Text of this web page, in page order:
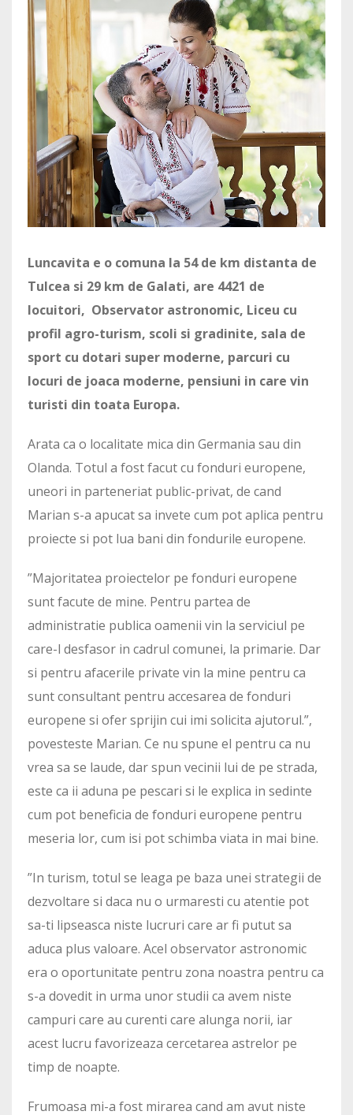
Luncavita e o comuna la 54 de km distanta de
Tulcea si 29 km de Galati, are 4421 de
locuitori, Observator astronomic, Liceu cu
profil agro-turism, scoli si gradinite, sala de
sport cu dotari super moderne, parcuri cu
locuri de joaca moderne, pensiuni in care vin
turisti din toata Europa.
Arata ca o localitate mica din Germania sau din
Olanda. Totul a fost facut cu fonduri europene,
uneori in parteneriat public-privat, de cand
Marian s-a apucat sa invete cum pot aplica pentru
proiecte si pot lua bani din fondurile europene.
”Majoritatea proiectelor pe fonduri europene
sunt facute de mine. Pentru partea de
administratie publica oamenii vin la serviciul pe
care-l desfasor in cadrul comunei, la primarie. Dar
si pentru afacerile private vin la mine pentru ca
sunt consultant pentru accesarea de fonduri
europene si ofer sprijin cui imi solicita ajutorul.”,
povesteste Marian. Ce nu spune el pentru ca nu
vrea sa se laude, dar spun vecinii lui de pe strada,
este ca ii aduna pe pescari si le explica in sedinte
cum pot beneficia de fonduri europene pentru
meseria lor, cum isi pot schimba viata in mai bine.
”In turism, totul se leaga pe baza unei strategii de
dezvoltare si daca nu o urmaresti cu atentie pot
sa-ti lipseasca niste lucruri care ar fi putut sa
aduca plus valoare. Acel observator astronomic
era o oportunitate pentru zona noastra pentru ca
s-a dovedit in urma unor studii ca avem niste
campuri care au curenti care alunga norii, iar
acest lucru favorizeaza cercetarea astrelor pe
timp de noapte.
Frumoasa mi-a fost mirarea cand am avut niste